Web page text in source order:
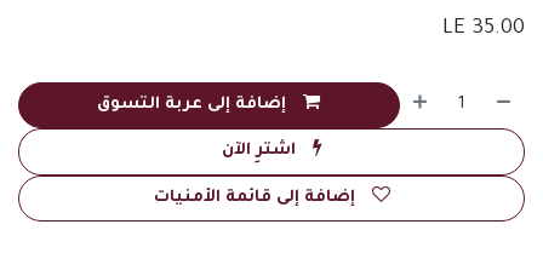
35.00
إضافة إلى عربة التسوق
اشترِ الآن
إضافة إلى قائمة الأمنيات